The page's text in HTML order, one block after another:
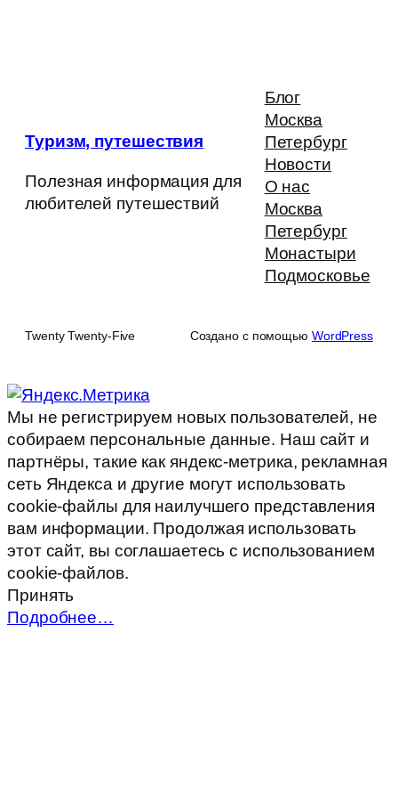
Туризм, путешествия
Полезная информация для
любителей путешествий
Блог
Москва
Петербург
Новости
О нас
Москва
Петербург
Монастыри
Подмосковье
Twenty Twenty-Five Создано с помощью WordPress
Мы не регистрируем новых пользователей, не
собираем персональные данные. Наш сайт и
партнёры, такие как яндекс-метрика, рекламная
сеть Яндекса и другие могут использовать
cookie-файлы для наилучшего представления
вам информации. Продолжая использовать
этот сайт, вы соглашаетесь с использованием
cookie-файлов.
Принять
Подробнее…